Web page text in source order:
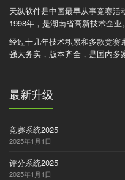
天纵软件是中国最早从事竞赛
1998年，是湖南省高新技术企业。
经过十几年技术积累和多款竞
强大务实，版本齐全，是国内多
最新升级
竞赛系统2025
2025年1月1日
评分系统2025
2025年1月1日